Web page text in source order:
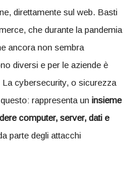
direttamente sul web. Basti
che durante la pandemia
ancora non sembra
diversi e per le aziende è
cybersecurity, o sicurezza
rappresenta un insieme
computer, server, dati e
parte degli attacchi